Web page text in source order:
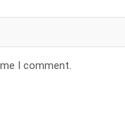
I comment.